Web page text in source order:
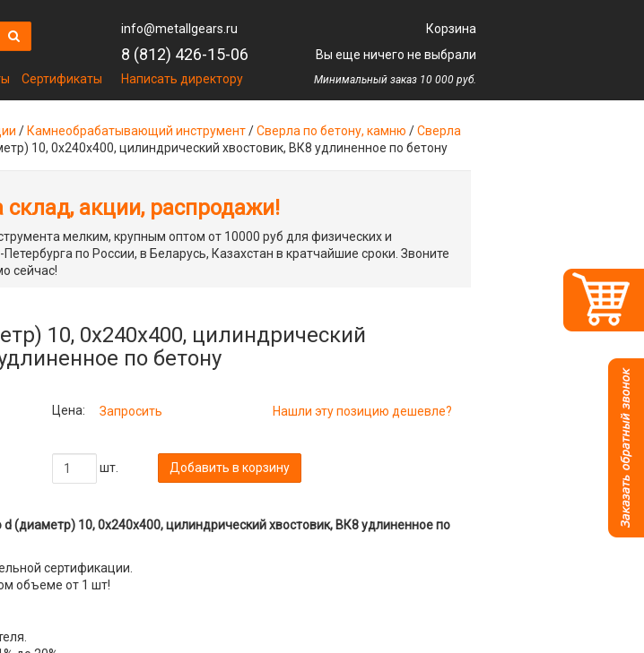
Сертификаты
info@metallgears.ru
8 (812) 426-15-06
Написать директору
Корзина
Вы еще ничего не выбрали
Минимальный заказ 10 000 руб.
/ Камнеобрабатывающий инструмент/Сверла по бетону, камню /Сверла
10, 0х240х400, цилиндрический хвостовик, ВК8 удлиненное по бетону
склад, акции, распродажи!
мелким, крупным оптом от 10000 руб для физических и
по России, в Беларусь, Казахстан в кратчайшие сроки. Звоните
сейчас!
10, 0х240х400, цилиндрический
по бетону
Цена: Запросить Нашли эту позицию дешевле?
шт. Добавить в корзину
(диаметр) 10, 0х240х400, цилиндрический хвостовик, ВК8 удлиненное по
сертификации.
объеме от 1 шт!